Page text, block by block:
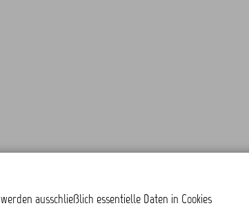
ausschließlich essentielle Daten in Cookies